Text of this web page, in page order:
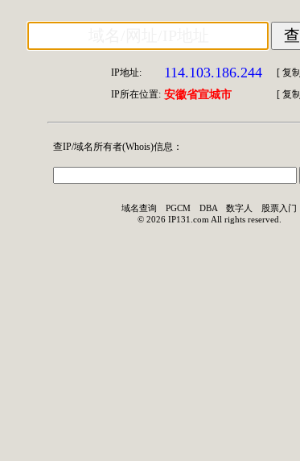
IP地址: 114.103.186.244 [ 复制
IP所在位置: 安徽省宣城市 [ 复制
查IP/域名所有者(Whois)信息：
域名查询 PGCM DBA 数字人
股票入门
© 2026 IP131.com All rights reserved.